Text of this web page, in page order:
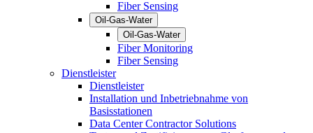
Fiber Sensing
Oil-Gas-Water
Oil-Gas-Water
Fiber Monitoring
Fiber Sensing
Dienstleister
Dienstleister
Installation und Inbetriebnahme von
Basisstationen
Data Center Contractor Solutions